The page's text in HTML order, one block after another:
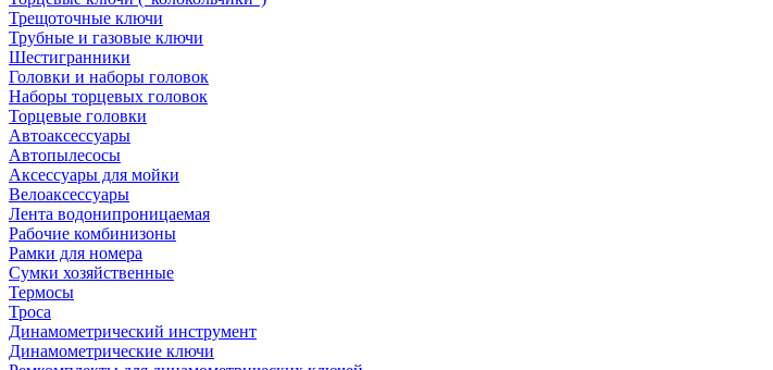
Трещоточные ключи
Трубные и газовые ключи
Шестигранники
Головки и наборы головок
Наборы торцевых головок
Торцевые головки
Автоаксессуары
Автопылесосы
Аксессуары для мойки
Велоаксессуары
Лента водонипроницаемая
Рабочие комбинизоны
Рамки для номера
Сумки хозяйственные
Термосы
Троса
Динамометрический инструмент
Динамометрические ключи